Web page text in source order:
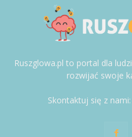
Ruszglowa.pl to portal dla
rozwijać swoje
Skontaktuj się z nami: